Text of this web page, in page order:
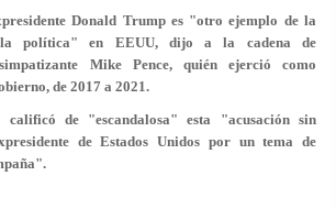
Donald Trump es "otro ejemplo de la
la política" en EEUU, dijo a la cadena de
Mike Pence, quién ejerció como
de 2017 a 2021.
calificó de "escandalosa" esta "acusación sin
de Estados Unidos por un tema de